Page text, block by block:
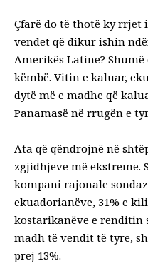
Çfarë do të thotë ky
vendet që dikur ishin
Amerikës Latine?
këmbë. Vitin e kaluar,
dytë më e madhe që
Panamasë në rrugën e
Ata që qëndrojnë në
zgjidhjeve më ekstreme.
kompani rajonale
ekuadorianëve, 31% e
kostarikanëve e renditin
madh të vendit të tyre,
prej 13%.